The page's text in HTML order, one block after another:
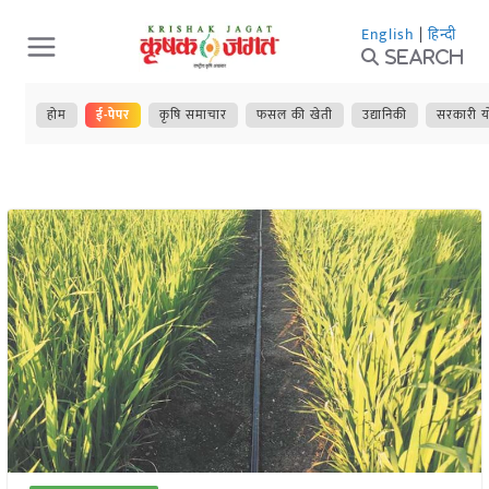
Skip
to
content
English | हिन्दी
Search
होम ई-पेपर कृषि समाचार फसल की खेती उद्यानिकी सरकारी